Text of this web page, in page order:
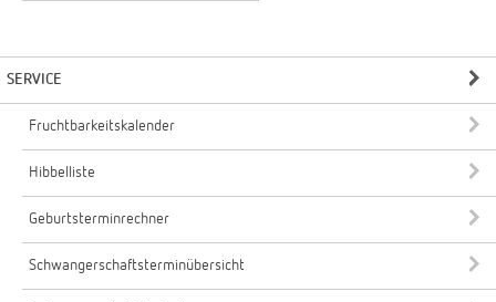
SERVICE
Fruchtbarkeitskalender
Hibbelliste
Geburtsterminrechner
Schwangerschaftsterminübersicht